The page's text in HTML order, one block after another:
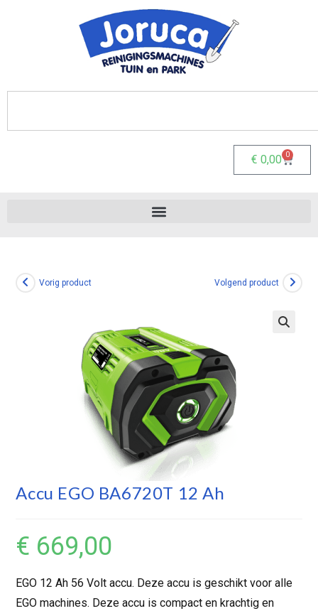
€ 0,00 0
Vorig product Volgend product
Accu EGO BA6720T 12 Ah
€ 669,00
EGO 12 Ah 56 Volt accu. Deze accu is geschikt voor alle
EGO machines. Deze accu is compact en krachtig en